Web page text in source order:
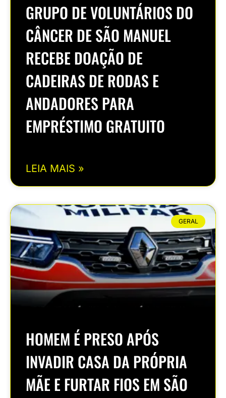
GRUPO DE VOLUNTÁRIOS DO
CÂNCER DE SÃO MANUEL
RECEBE DOAÇÃO DE
CADEIRAS DE RODAS E
ANDADORES PARA
EMPRÉSTIMO GRATUITO
LEIA MAIS »
GERAL
HOMEM É PRESO APÓS
INVADIR CASA DA PRÓPRIA
MÃE E FURTAR FIOS EM SÃO